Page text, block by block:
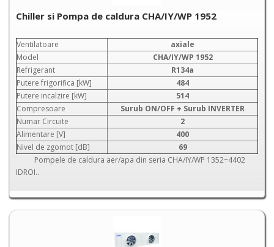
Chiller si Pompa de caldura CHA/IY/WP 1952
Ventilatoare
axiale
Model
CHA/IY/WP 1952
Refrigerant
R134a
Putere frigorifica [kW]
484
Putere incalzire [kW]
514
Compresoare
Surub ON/OFF + Surub INVERTER
Numar Circuite
2
Alimentare [V]
400
Nivel de zgomot [dB]
69
Pompele de caldura aer/apa din seria CHA/IY/WP 1352÷4402
IDROI..